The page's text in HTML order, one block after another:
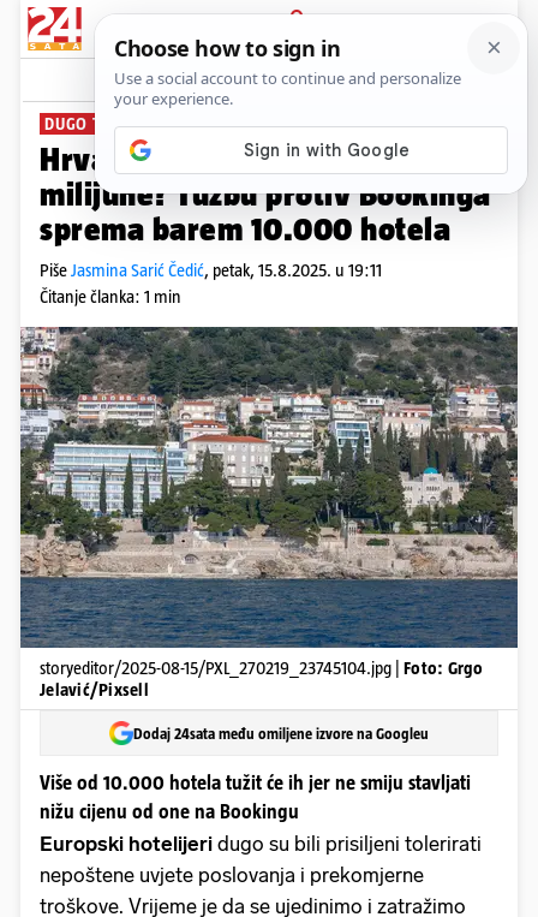
PRIJAVA
News Komentari
DUGO TRPIMO NEPOŠTENJE
Hrvatski hoteli su oštećeni za
milijune? Tužbu protiv Bookinga
sprema barem 10.000 hotela
PišeJasmina Sarić Čedić, petak, 15.8.2025. u 19:11
Čitanje članka: 1 min
storyeditor/2025-08-15/PXL_270219_23745104.jpg | Foto: Grgo
Jelavić/Pixsell
Dodaj 24sata među omiljene izvore na Googleu
Više od 10.000 hotela tužit će ih jer ne smiju stavljati
nižu cijenu od one na Bookingu
Europski hotelijeri dugo su bili prisiljeni tolerirati
nepoštene uvjete poslovanja i prekomjerne
troškove. Vrijeme je da se ujedinimo i zatražimo